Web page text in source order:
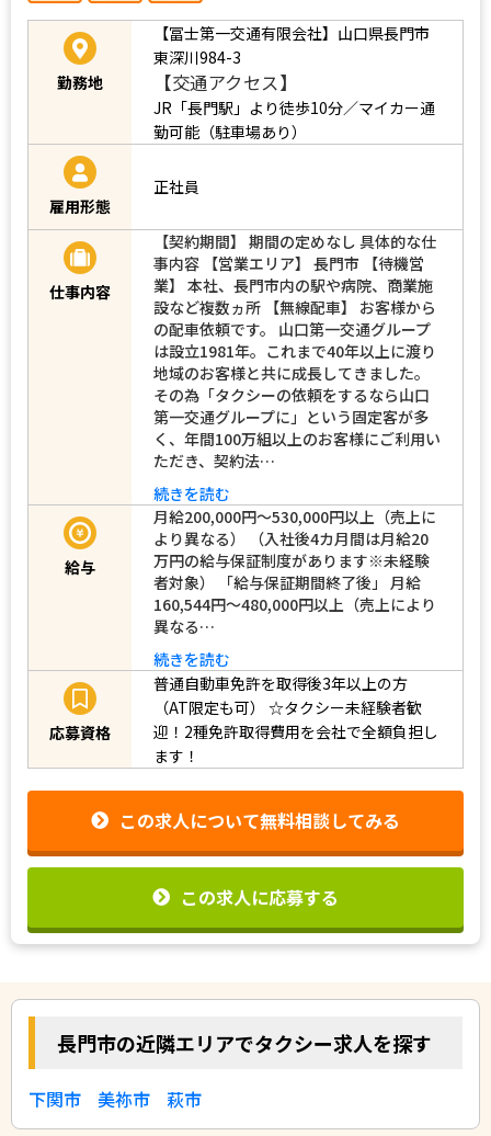
勤務地
【冨士第一交通有限会社】山口県長門市
東深川984-3
【交通アクセス】
JR「長門駅」より徒歩10分／マイカー通
勤可能（駐車場あり）
雇用形態
正社員
仕事内容
【契約期間】 期間の定めなし 具体的な仕
事内容 【営業エリア】 長門市 【待機営
業】 本社、長門市内の駅や病院、商業施
設など複数ヵ所 【無線配車】 お客様から
の配車依頼です。 山口第一交通グループ
は設立1981年。これまで40年以上に渡り
地域のお客様と共に成長してきました。
その為「タクシーの依頼をするなら山口
第一交通グループに」という固定客が多
く、年間100万組以上のお客様にご利用い
ただき、契約法…
続きを読む
給与
月給200,000円～530,000円以上（売上に
より異なる） （入社後4カ月間は月給20
万円の給与保証制度があります※未経験
者対象） 「給与保証期間終了後」 月給
160,544円～480,000円以上（売上により
異なる…
続きを読む
応募資格
普通自動車免許を取得後3年以上の方
（AT限定も可）
☆タクシー未経験者歓
迎！2種免許取得費用を会社で全額負担し
ます！
この求人について無料相談してみる
この求人に応募する
長門市の近隣エリアでタクシー求人を探す
下関市 美祢市 萩市